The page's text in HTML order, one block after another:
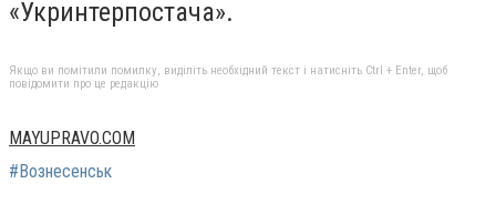
«Укринтерпостача».
Якщо ви помітили помилку, виділіть необхідний текст і натисніть Ctrl + Enter, щоб
повідомити про це редакцію
MAYUPRAVO.COM
#Вознесенськ